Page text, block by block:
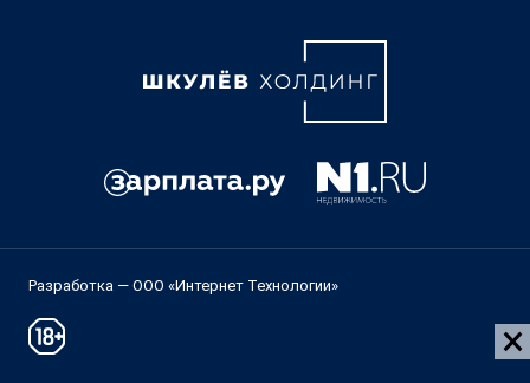
Разработка — ООО «Интернет Технологии»